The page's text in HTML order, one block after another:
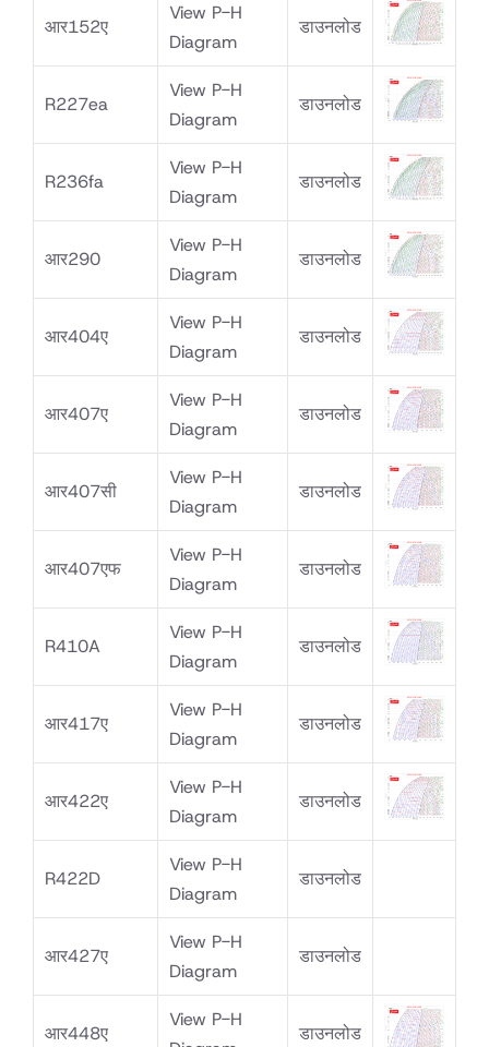
आर152ए
View P-H
Diagram
डाउनलोड
R227ea
View P-H
Diagram
डाउनलोड
R236fa
View P-H
Diagram
डाउनलोड
आर290
View P-H
Diagram
डाउनलोड
आर404ए
View P-H
Diagram
डाउनलोड
आर407ए
View P-H
Diagram
डाउनलोड
आर407सी
View P-H
Diagram
डाउनलोड
आर407एफ
View P-H
Diagram
डाउनलोड
R410A
View P-H
Diagram
डाउनलोड
आर417ए
View P-H
Diagram
डाउनलोड
आर422ए
View P-H
Diagram
डाउनलोड
R422D
View P-H
Diagram
डाउनलोड
आर427ए
View P-H
Diagram
डाउनलोड
आर448ए
View P-H
डाउनलोड